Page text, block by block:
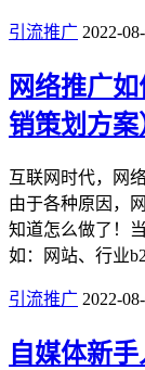
引流推广 2022-
网络推广
销策划方案
互联网时代，网
由于各种原因，
知道怎么做了！
如：网站、行业
引流推广 2022-
自媒体新